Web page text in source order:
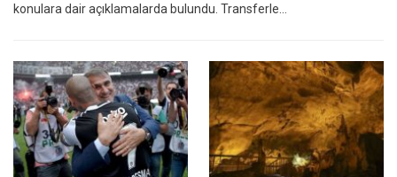
konulara dair açıklamalarda bulundu. Transferle…